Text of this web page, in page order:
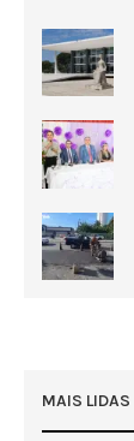
MAIS LIDAS